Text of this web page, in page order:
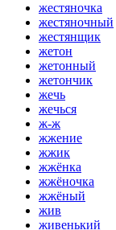
жестяночка
жестяночный
жестянщик
жетон
жетонный
жетончик
жечь
жечься
ж-ж
жжение
жжик
жжёнка
жжёночка
жжёный
жив
живенький